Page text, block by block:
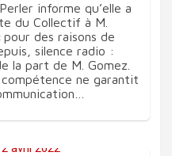
informe qu’elle a
du Collectif à M.
pour des raisons de
silence radio :
la part de M. Gomez.
ne garantit